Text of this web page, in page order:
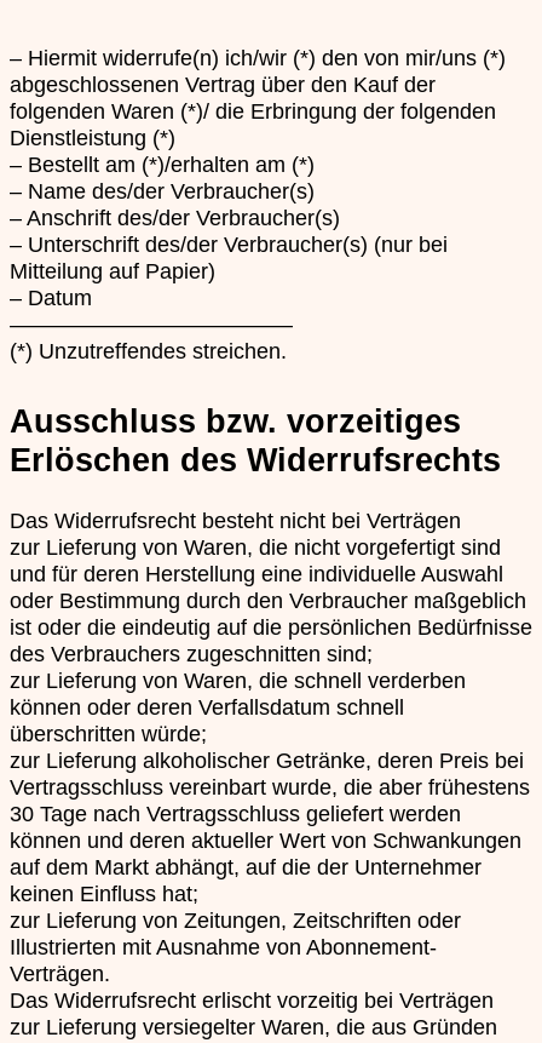
– Hiermit widerrufe(n) ich/wir (*) den von mir/uns (*)
abgeschlossenen Vertrag über den Kauf der
folgenden Waren (*)/ die Erbringung der folgenden
Dienstleistung (*)
– Bestellt am (*)/erhalten am (*)
– Name des/der Verbraucher(s)
– Anschrift des/der Verbraucher(s)
– Unterschrift des/der Verbraucher(s) (nur bei
Mitteilung auf Papier)
– Datum
—————————————
(*) Unzutreffendes streichen.
Ausschluss bzw. vorzeitiges
Erlöschen des Widerrufsrechts
Das Widerrufsrecht besteht nicht bei Verträgen
zur Lieferung von Waren, die nicht vorgefertigt sind
und für deren Herstellung eine individuelle Auswahl
oder Bestimmung durch den Verbraucher maßgeblich
ist oder die eindeutig auf die persönlichen Bedürfnisse
des Verbrauchers zugeschnitten sind;
zur Lieferung von Waren, die schnell verderben
können oder deren Verfallsdatum schnell
überschritten würde;
zur Lieferung alkoholischer Getränke, deren Preis bei
Vertragsschluss vereinbart wurde, die aber frühestens
30 Tage nach Vertragsschluss geliefert werden
können und deren aktueller Wert von Schwankungen
auf dem Markt abhängt, auf die der Unternehmer
keinen Einfluss hat;
zur Lieferung von Zeitungen, Zeitschriften oder
Illustrierten mit Ausnahme von Abonnement-
Verträgen.
Das Widerrufsrecht erlischt vorzeitig bei Verträgen
zur Lieferung versiegelter Waren, die aus Gründen